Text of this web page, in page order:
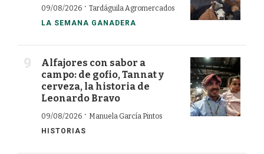
09/08/2026 · Tardáguila Agromercados
LA SEMANA GANADERA
Alfajores con sabor a
campo: de gofio, Tannat y
cerveza, la historia de
Leonardo Bravo
09/08/2026 · Manuela García Pintos
HISTORIAS